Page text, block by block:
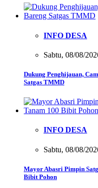
INFO DESA
Sabtu, 08/08/
Dukung Penghijauan,
Satgas TMMD
INFO DESA
Sabtu, 08/08/
Mayor Abasri Pimpin
Bibit Pohon